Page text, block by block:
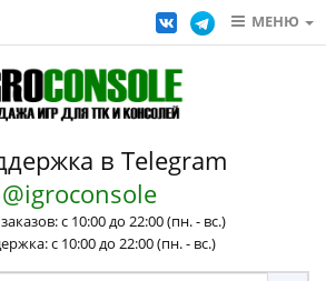
МЕНЮ
в Telegram
@igroconsole
с 10:00 до 22:00 (пн. - вс.)
с 10:00 до 22:00 (пн. - вс.)